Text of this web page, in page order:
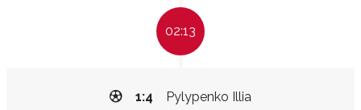
02:13
Pylypenko Illia
1:4